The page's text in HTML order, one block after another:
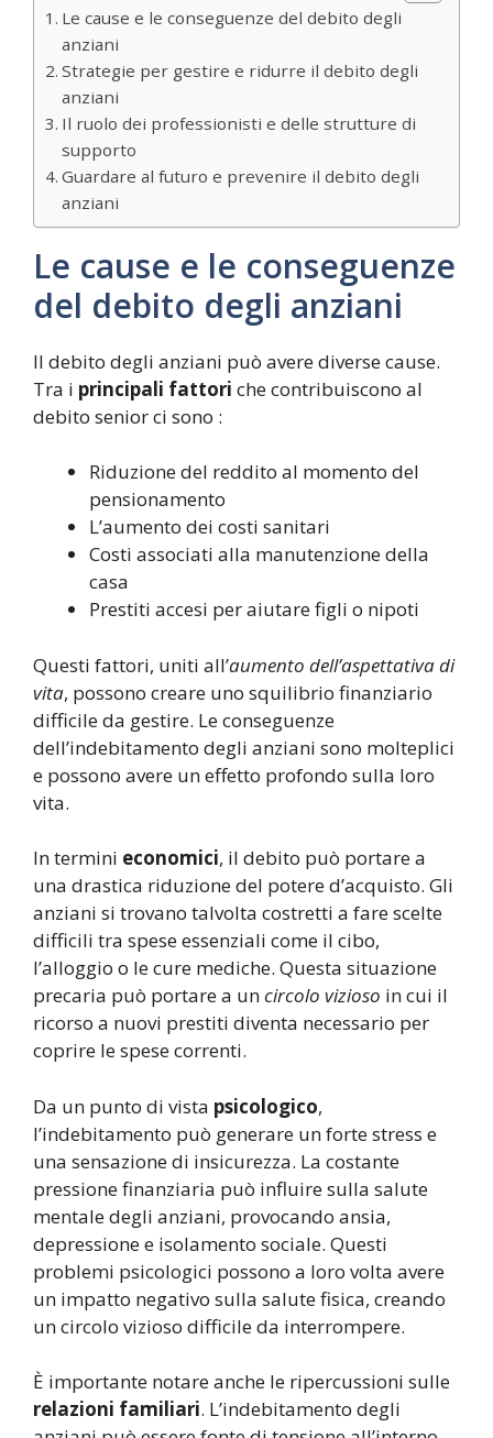
Le cause e le conseguenze del debito degli
anziani
Strategie per gestire e ridurre il debito degli
anziani
Il ruolo dei professionisti e delle strutture di
supporto
Guardare al futuro e prevenire il debito degli
anziani
Le cause e le conseguenze
del debito degli anziani
Il debito degli anziani può avere diverse cause.
Tra i principali fattori che contribuiscono al
debito senior ci sono :
Riduzione del reddito al momento del
pensionamento
L’aumento dei costi sanitari
Costi associati alla manutenzione della
casa
Prestiti accesi per aiutare figli o nipoti
Questi fattori, uniti all’aumento dell’aspettativa di
vita, possono creare uno squilibrio finanziario
difficile da gestire. Le conseguenze
dell’indebitamento degli anziani sono molteplici
e possono avere un effetto profondo sulla loro
vita.
In termini economici, il debito può portare a
una drastica riduzione del potere d’acquisto. Gli
anziani si trovano talvolta costretti a fare scelte
difficili tra spese essenziali come il cibo,
l’alloggio o le cure mediche. Questa situazione
precaria può portare a uncircolo vizioso in cui il
ricorso a nuovi prestiti diventa necessario per
coprire le spese correnti.
Da un punto di vista psicologico,
l’indebitamento può generare un forte stress e
una sensazione di insicurezza. La costante
pressione finanziaria può influire sulla salute
mentale degli anziani, provocando ansia,
depressione e isolamento sociale. Questi
problemi psicologici possono a loro volta avere
un impatto negativo sulla salute fisica, creando
un circolo vizioso difficile da interrompere.
È importante notare anche le ripercussioni sulle
relazioni familiari. L’indebitamento degli